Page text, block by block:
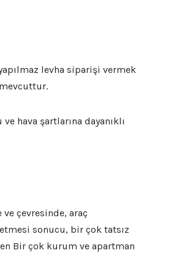
levha siparişi vermek
hava şartlarına dayanıklı
çevresinde, araç
sonucu, bir çok tatsız
Bir çok kurum ve apartman